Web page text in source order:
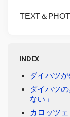
TEXT＆
INDEX
ダイハツ
ダイハツ
ない」
カロッツ